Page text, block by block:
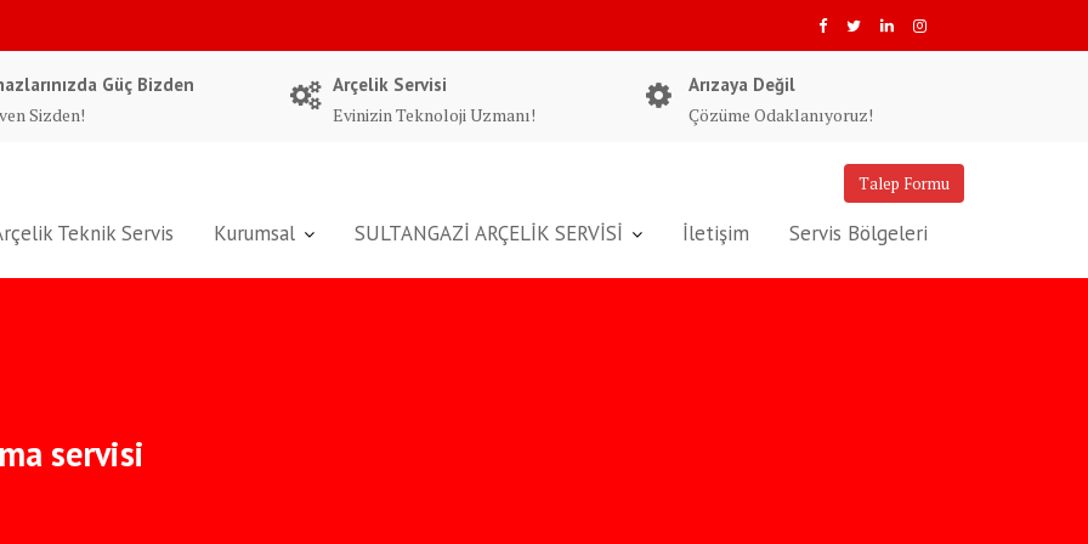
Güç Bizden
Sizden!
Arçelik Servisi
Evinizin Teknoloji Uzmanı!
Arızaya Değil
Çözüme Odaklanıyoruz!
Talep Formu
Teknik Servis Kurumsal SULTANGAZİ ARÇELİK SERVİSİ İletişim Servis Bölgeleri
servisi